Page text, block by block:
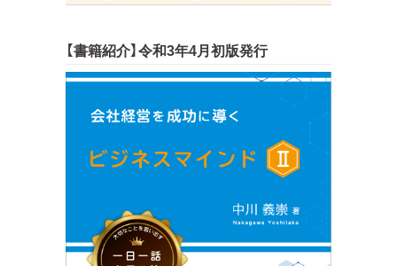
【書籍紹介】令和3年4月初版発行